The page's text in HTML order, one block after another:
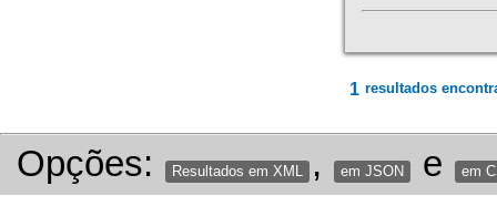
1 resultados
Opções: Resultados em XML , em JSON e em